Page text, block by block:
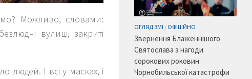
Можливо, словами:
вулиці, закриті
людей. І всі у масках, і
ОГЛЯД ЗМІ / ОФІЦІЙНО
Звернення Блаженнішого
Святослава з нагоди
сорокових роковин
Чорнобильської катастрофи